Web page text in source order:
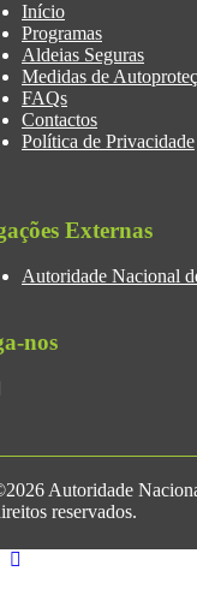
Início
Programas
Aldeias Seguras
Medidas de
FAQs
Contactos
Política de Privacidade
Externas
Autoridade Nacional
nos
Autoridade
reservados.